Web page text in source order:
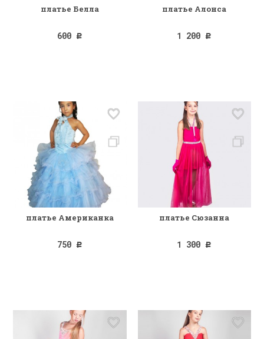
платье Белла
600 Р
платье Алонса
1 200 Р
платье Американка
750 Р
платье Сюзанна
1 300 Р